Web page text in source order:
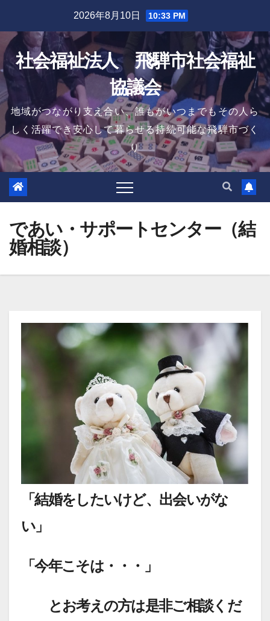
content
2026年8月10日 10:33 PM
社会福祉法人 飛騨市社会福祉
協議会
地域がつながり支え合い、誰もがいつまでもその人ら
しく活躍でき安心して暮らせる持続可能な飛騨市づく
り
であい・サポートセンター（結
婚相談）
「結婚をしたいけど、出会いがな
い」
「今年こそは・・・」
とお考えの方は是非ご相談くだ